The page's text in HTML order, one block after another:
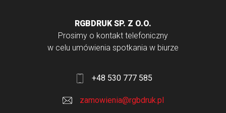
RGBDRUK SP. Z O.O.
Prosimy o kontakt telefoniczny
w celu umówienia spotkania w biurze
+48 530 777 585
zamowienia@rgbdruk.pl